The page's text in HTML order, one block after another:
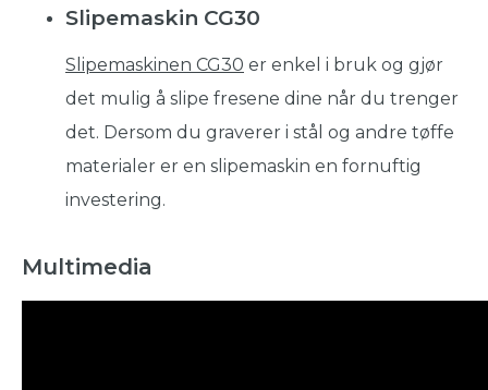
Slipemaskin CG30
Slipemaskinen CG30 er enkel i bruk og gjør
det mulig å slipe fresene dine når du trenger
det. Dersom du graverer i stål og andre tøffe
materialer er en slipemaskin en fornuftig
investering.
Multimedia